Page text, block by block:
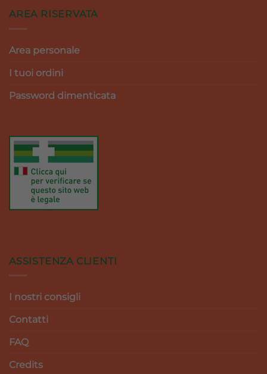
AREA RISERVATA
Area personale
I tuoi ordini
Password dimenticata
ASSISTENZA CLIENTI
I nostri consigli
Contatti
FAQ
Credits